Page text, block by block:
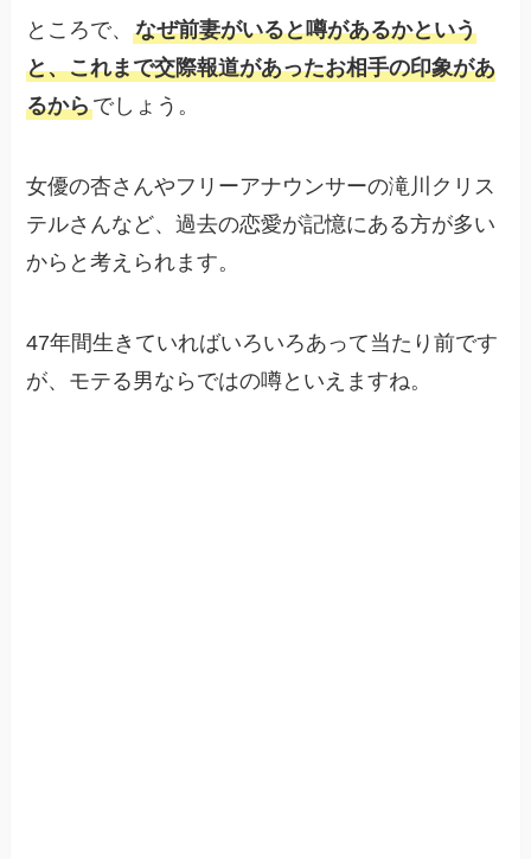
ところで、なぜ前妻がいると噂があるかという
と、これまで交際報道があったお相手の印象があ
るからでしょう。
女優の杏さんやフリーアナウンサーの滝川クリス
テルさんなど、過去の恋愛が記憶にある方が多い
からと考えられます。
47年間生きていればいろいろあって当たり前です
が、モテる男ならではの噂といえますね。